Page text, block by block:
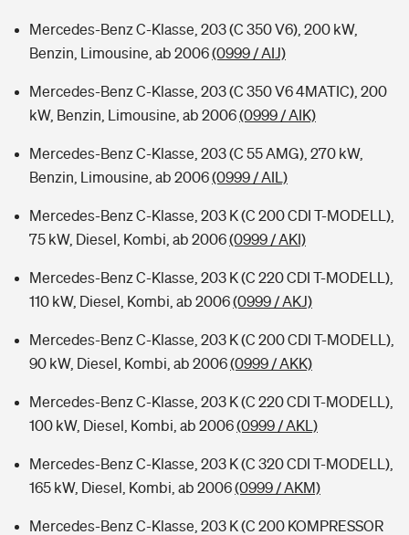
Mercedes-Benz C-Klasse, 203 (C 350 V6), 200 kW,
Benzin, Limousine, ab 2006(0999 / AIJ)
Mercedes-Benz C-Klasse, 203 (C 350 V6 4MATIC), 200
kW, Benzin, Limousine, ab 2006(0999 / AIK)
Mercedes-Benz C-Klasse, 203 (C 55 AMG), 270 kW,
Benzin, Limousine, ab 2006(0999 / AIL)
Mercedes-Benz C-Klasse, 203 K (C 200 CDI T-MODELL),
75 kW, Diesel, Kombi, ab 2006(0999 / AKI)
Mercedes-Benz C-Klasse, 203 K (C 220 CDI T-MODELL),
110 kW, Diesel, Kombi, ab 2006(0999 / AKJ)
Mercedes-Benz C-Klasse, 203 K (C 200 CDI T-MODELL),
90 kW, Diesel, Kombi, ab 2006(0999 / AKK)
Mercedes-Benz C-Klasse, 203 K (C 220 CDI T-MODELL),
100 kW, Diesel, Kombi, ab 2006(0999 / AKL)
Mercedes-Benz C-Klasse, 203 K (C 320 CDI T-MODELL),
165 kW, Diesel, Kombi, ab 2006(0999 / AKM)
Mercedes-Benz C-Klasse, 203 K (C 200 KOMPRESSOR